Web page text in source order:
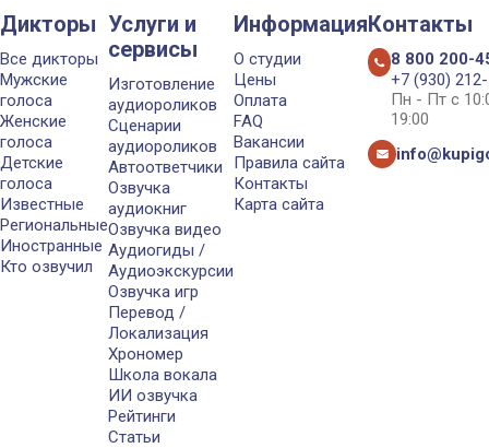
Дикторы
Все дикторы
Мужские
голоса
Женские
голоса
Детские
голоса
Известные
Региональные
Иностранные
Кто озвучил
Услуги и
сервисы
Изготовление
аудиороликов
Сценарии
аудиороликов
Автоответчики
Озвучка
аудиокниг
Озвучка видео
Аудиогиды /
Аудиоэкскурсии
Озвучка игр
Перевод /
Локализация
Хрономер
Школа вокала
ИИ озвучка
Рейтинги
Статьи
Информация
О студии
Цены
Оплата
FAQ
Вакансии
Правила сайта
Контакты
Карта сайта
Контакты
8 800 200-
+7 (930)
Пн - Пт с
19:00